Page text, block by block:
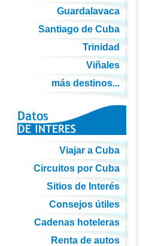
Guardalavaca
Santiago de Cuba
Trinidad
Viñales
más destinos...
Viajar a Cuba
Circuitos por Cuba
Sitios de Interés
Consejos útiles
Cadenas hoteleras
Renta de autos